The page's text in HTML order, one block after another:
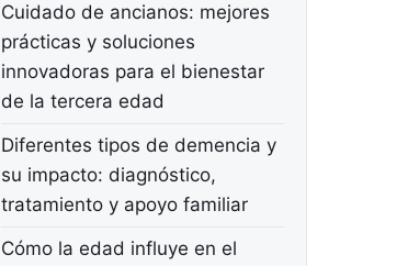
Cuidado de ancianos: mejores
prácticas y soluciones
innovadoras para el bienestar
de la tercera edad
Diferentes tipos de demencia y
su impacto: diagnóstico,
tratamiento y apoyo familiar
Cómo la edad influye en el